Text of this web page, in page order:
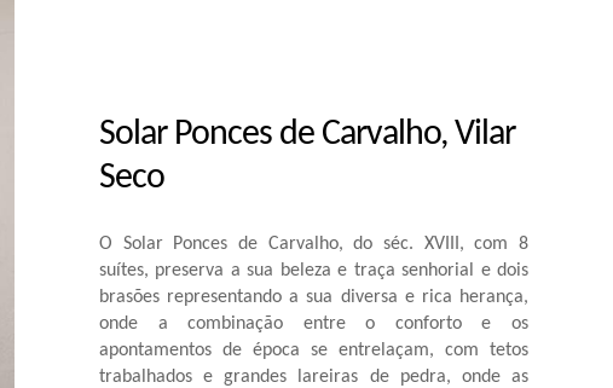
Solar Ponces de Carvalho, Vilar
Seco
O Solar Ponces de Carvalho, do séc. XVIII, com 8
suítes, preserva a sua beleza e traça senhorial e dois
brasões representando a sua diversa e rica herança,
onde a combinação entre o conforto e os
apontamentos de época se entrelaçam, com tetos
trabalhados e grandes lareiras de pedra, onde as